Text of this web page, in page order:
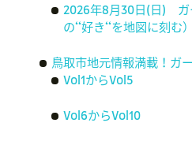
2026年8月30日(日) ガ
の‘‘好き‘‘を地図に刻む
鳥取市地元情報満載！ガ
Vol1からVol5
Vol6からVol10